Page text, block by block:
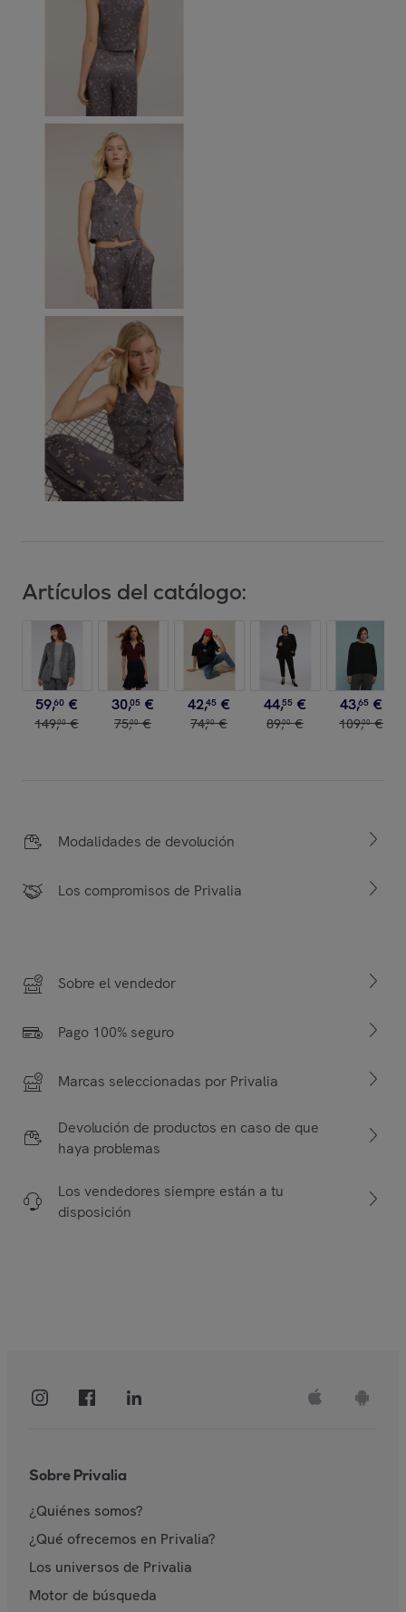
Artículos del catálogo:
59,60 €
149,00 €
30,05 €
75,00 €
42,45 €
74,90 €
44,55 €
89,00 €
43,65 €
109,00 €
Modalidades de devolución
Los compromisos de Privalia
Sobre el vendedor
Pago 100% seguro
Marcas seleccionadas por Privalia
Devolución de productos en caso de que
haya problemas
Los vendedores siempre están a tu
disposición
Sobre Privalia
¿Quiénes somos?
¿Qué ofrecemos en Privalia?
Los universos de Privalia
Motor de búsqueda